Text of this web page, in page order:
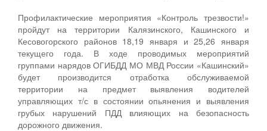
Профилактические мероприятия «Контроль трезвости!»
пройдут на территории Калязинского, Кашинского и
Кесовогорского районов 18,19 января и 25,26 января
текущего года. В ходе проводимых мероприятий
группами нарядов ОГИБДД МО МВД России «Кашинский»
будет производится отработка обслуживаемой
территории на предмет выявления водителей
управляющих т/с в состоянии опьянения и выявления
грубых нарушений ПДД влияющих на безопасность
дорожного движения.